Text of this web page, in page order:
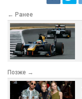
← Ранее
Позже →